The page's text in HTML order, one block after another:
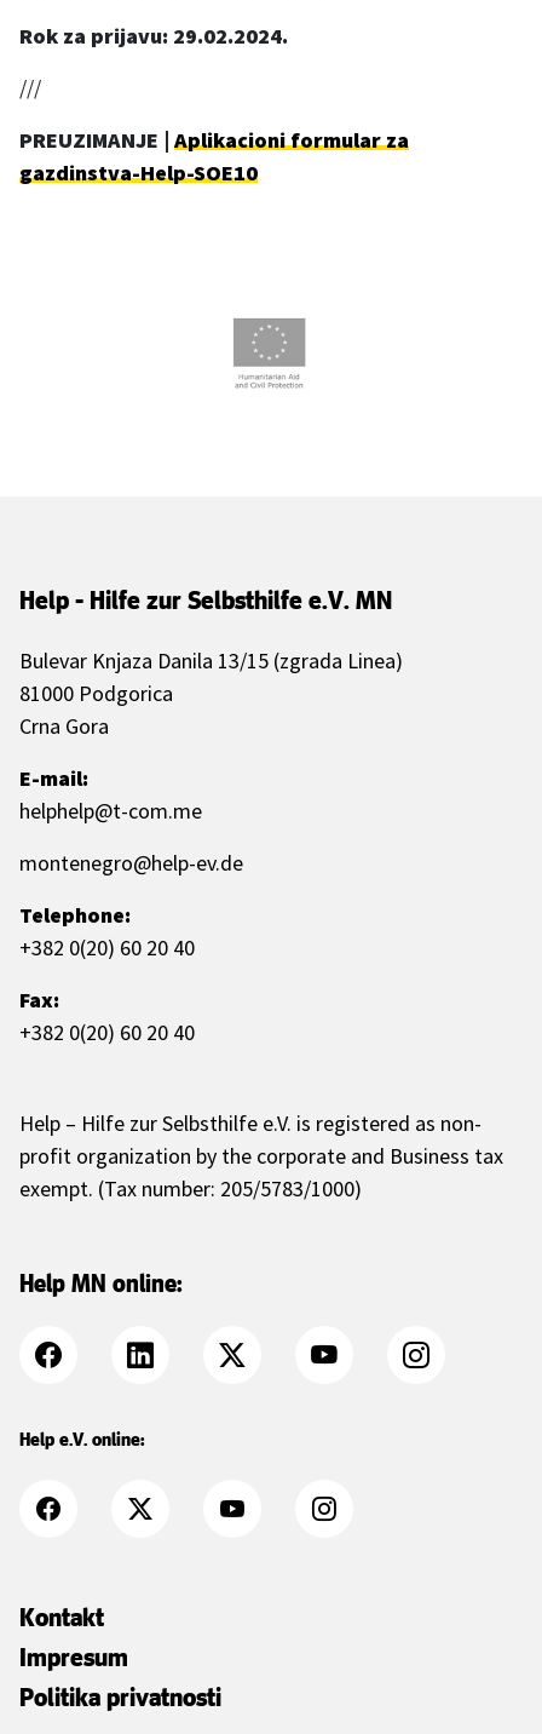
Rok za prijavu: 29.02.2024.
///
PREUZIMANJE | Aplikacioni formular za
gazdinstva-Help-SOE10
Help - Hilfe zur Selbsthilfe e.V. MN
Bulevar Knjaza Danila 13/15 (zgrada Linea)
81000 Podgorica
Crna Gora
E-mail:
helphelp@t-com.me
montenegro@help-ev.de
Telephone:
+382 0(20) 60 20 40
Fax:
+382 0(20) 60 20 40
Help – Hilfe zur Selbsthilfe e.V. is registered as non-
profit organization by the corporate and Business tax
exempt. (Tax number: 205/5783/1000)
Help MN online:
Help e.V. online:
Kontakt
Impresum
Politika privatnosti